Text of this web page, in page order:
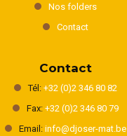
Nos folders
Contact
Contact
Tél: +32 (0)2 346 80 82
Fax: +32 (0)2 346 80 79
Email: info@djoser-mat.be